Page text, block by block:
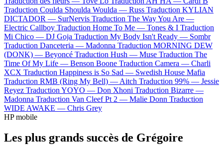
Traduction Coulda Shoulda Woulda — Russ Traduction KYLIAN
DICTADOR — SurNervis Traduction The Way You Are —
Electric Callboy Traduction Home To Me — Tones & I Traduction
Mi Chico — DJ Goja Traduction My Body Isn't Ready — Sombr
Traduction Danceteria — Madonna Traduction MORNING DEW
(DONK) — Beyoncé Traduction Hush — Muse Traduction The
Time Of My Life — Benson Boone Traduction Camera — Charli
XCX Traduction Happiness is So Sad — Swedish House Mafia
Traduction RMB (Ring My Bell) — Aitch Traduction 99% — Jessie
Reyez Traduction YOYO — Don Xhoni Traduction Bizarre —
Madonna Traduction Van Cleef Pt 2 — Malie Donn Traduction
WIDE AWAKE — Chris Grey
HP mobile
Les plus grands succès de Grégoire